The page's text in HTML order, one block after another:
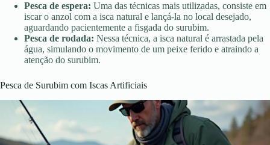
Pesca de espera: Uma das técnicas mais utilizadas, consiste em
iscar o anzol com a isca natural e lançá-la no local desejado,
aguardando pacientemente a fisgada do surubim.
Pesca de rodada: Nessa técnica, a isca natural é arrastada pela
água, simulando o movimento de um peixe ferido e atraindo a
atenção do surubim.
Pesca de Surubim com Iscas Artificiais